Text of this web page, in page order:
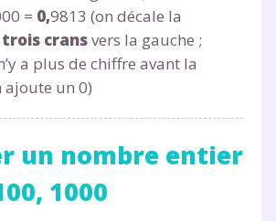
= 0,9813 (on décale la
trois cransvers la gauche ;
a plus de chiffre avant la
ajoute un 0)
un nombre entier
1000